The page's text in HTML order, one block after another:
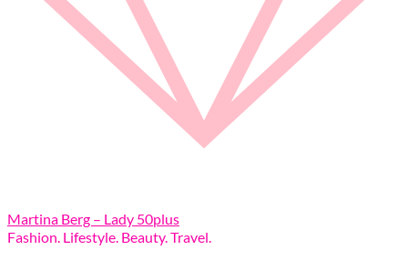
Martina Berg – Lady 50plus
Fashion. Lifestyle. Beauty. Travel.